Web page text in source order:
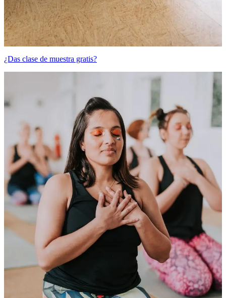
¿Das clase de muestra gratis?